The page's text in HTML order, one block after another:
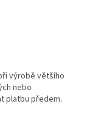
výrobě většího
nebo
platbu předem.